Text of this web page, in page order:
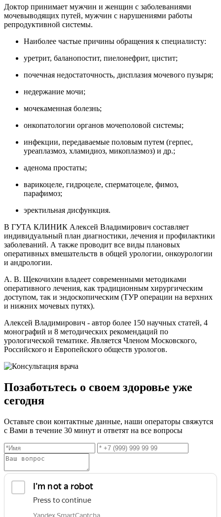
Доктор принимает мужчин и женщин с заболеваниями
мочевыводящих путей, мужчин с нарушениями работы
репродуктивной системы.
Наиболее частые причины обращения к специалисту:
уретрит, баланопостит, пиелонефрит, цистит;
почечная недостаточность, дисплазия мочевого пузыря;
недержание мочи;
мочекаменная болезнь;
онкопатологии органов мочеполовой системы;
инфекции, передаваемые половым путем (герпес,
уреаплазмоз, хламидиоз, микоплазмоз) и др.;
аденома простаты;
варикоцеле, гидроцеле, сперматоцеле, фимоз,
парафимоз;
эректильная дисфункция.
В ГУТА КЛИНИК Алексей Владимирович составляет
индивидуальный план диагностики, лечения и профилактики
заболеваний. А также проводит все виды плановых
оперативных вмешательств в общей урологии, онкоурологии
и андрологии.
А. В. Щекочихин владеет современными методиками
оперативного лечения, как традиционным хирургическим
доступом, так и эндоскопическим (ТУР операции на верхних
и нижних мочевых путях).
Алексей Владимирович - автор более 150 научных статей, 4
монографий и 8 методических рекомендаций по
урологической тематике. Является Членом Московского,
Российского и Европейского обществ урологов.
Позаботьтесь о своем здоровье уже
сегодня
Оставьте свои контактные данные, наши операторы свяжутся
с Вами в течение 30 минут и ответят на все вопросы